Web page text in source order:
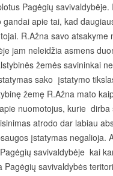
Pagėgių
apie tai, kad
R.Ažna savo
jam neleidžia asmens
žemės savininkai
sako įstatymo
žemę R.Ažna mato
nuomotojus, kurie
atrodo dar labiau
įstatymas negalioja.
savivaldybėje kai
Pagėgių savivaldybės